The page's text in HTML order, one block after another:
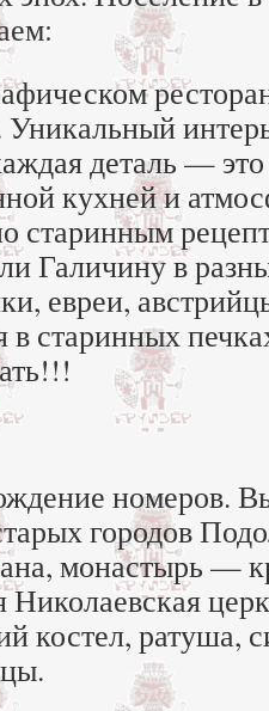
деталь —
кухней и
старинным
Галичину в
евреи,
в старинных
номеров.
городов
монастырь —
Николаевская
костел, ратуша,